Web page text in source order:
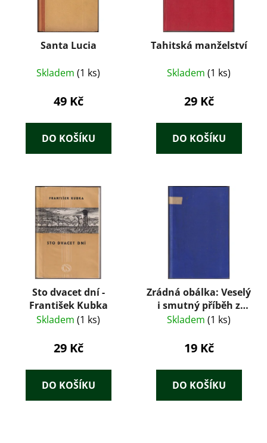
Santa Lucia
Skladem (1 ks)
49 Kč
DO KOŠÍKU
Tahitská manželství
Skladem (1 ks)
29 Kč
DO KOŠÍKU
Sto dvacet dní -
František Kubka
Skladem (1 ks)
29 Kč
DO KOŠÍKU
Zrádná obálka: Veselý
i smutný příběh z
doby
Skladem (1 ks)
19 Kč
DO KOŠÍKU